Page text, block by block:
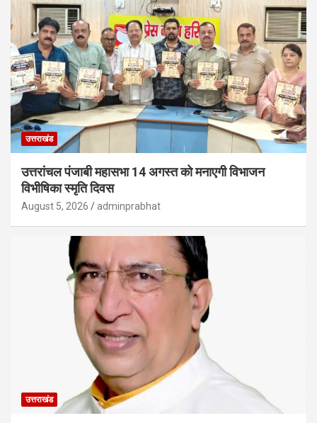
उत्तराखंड
उत्तरांचल पंजाबी महासभा 14 अगस्त को मनाएगी विभाजन
विभीषिका स्मृति दिवस
August 5, 2026 adminprabhat
उत्तराखंड